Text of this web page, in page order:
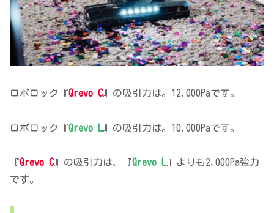
ロボロック『Qrevo C』の吸引力は。12,000Paです。
ロボロック『Qrevo L 』の吸引力は。10,000Paです。
『Qrevo C』の吸引力は、『Qrevo L』よりも2,000Pa強力
です。